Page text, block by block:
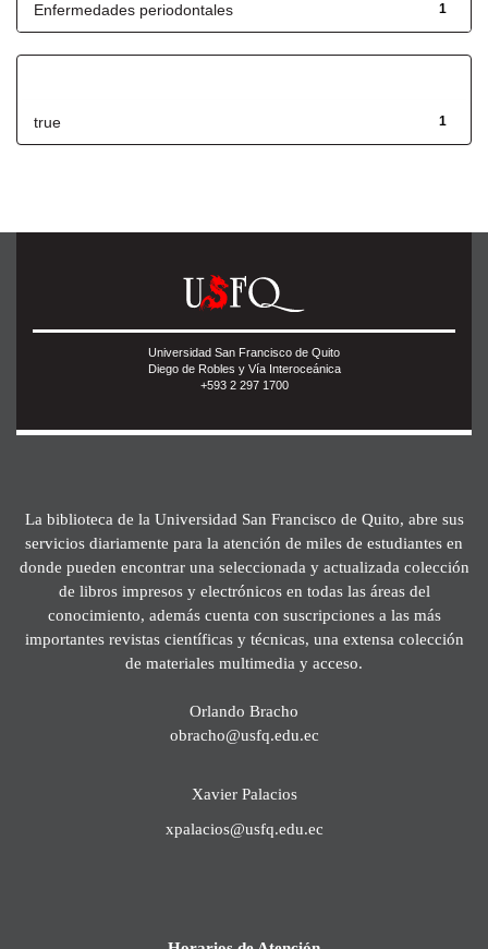
1
Enfermedades periodontales
1
true
Universidad San Francisco de Quito
Diego de Robles y Vía Interoceánica
+593 2 297 1700
La biblioteca de la Universidad San Francisco de Quito, abre sus
servicios diariamente para la atención de miles de estudiantes en
donde pueden encontrar una seleccionada y actualizada colección
de libros impresos y electrónicos en todas las áreas del
conocimiento, además cuenta con suscripciones a las más
importantes revistas científicas y técnicas, una extensa colección
de materiales multimedia y acceso.
Orlando Bracho
obracho@usfq.edu.ec
Xavier Palacios
xpalacios@usfq.edu.ec